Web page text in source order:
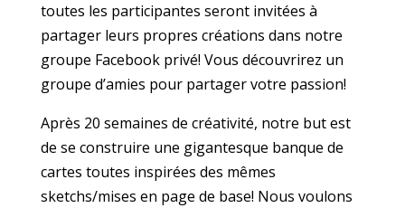
toutes les participantes seront invitées à
partager leurs propres créations dans notre
groupe Facebook privé! Vous découvrirez un
groupe d’amies pour partager votre passion!
Après 20 semaines de créativité, notre but est
de se construire une gigantesque banque de
cartes toutes inspirées des mêmes
sketchs/mises en page de base! Nous voulons